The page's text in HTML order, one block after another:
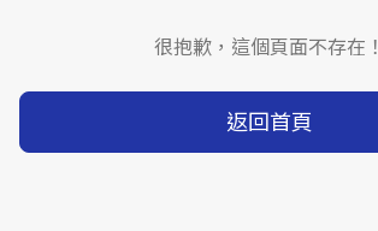
很抱歉，這個頁面不存在！
返回首頁